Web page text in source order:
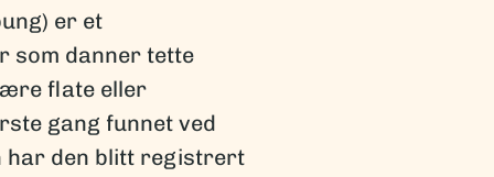
er et
som danner tette
flate eller
gang funnet ved
har den blitt registrert